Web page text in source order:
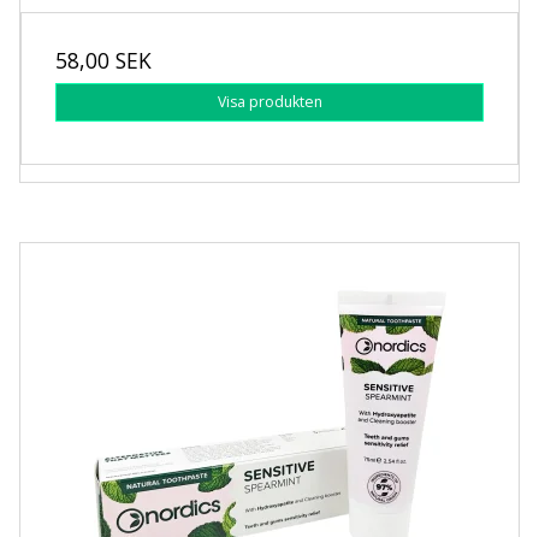
58,00 SEK
Visa produkten